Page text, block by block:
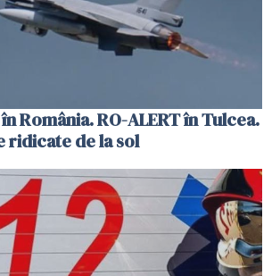
România. RO-ALERT în Tulcea.
ridicate de la sol